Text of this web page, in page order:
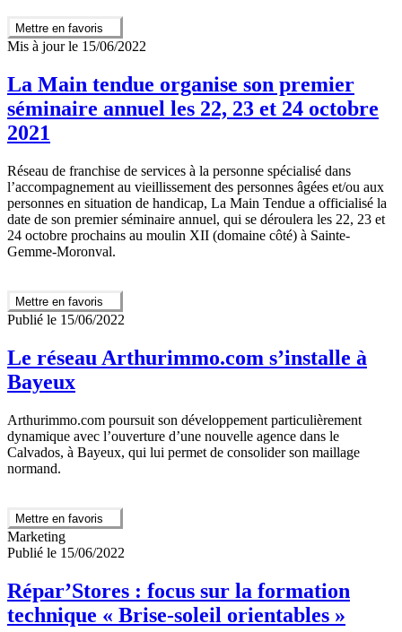
Mettre en favoris
Mis à jour le 15/06/2022
La Main tendue organise son premier
séminaire annuel les 22, 23 et 24 octobre
2021
Réseau de franchise de services à la personne spécialisé dans
l’accompagnement au vieillissement des personnes âgées et/ou aux
personnes en situation de handicap, La Main Tendue a officialisé la
date de son premier séminaire annuel, qui se déroulera les 22, 23 et
24 octobre prochains au moulin XII (domaine côté) à Sainte-
Gemme-Moronval.
Mettre en favoris
Publié le 15/06/2022
Le réseau Arthurimmo.com s’installe à
Bayeux
Arthurimmo.com poursuit son développement particulièrement
dynamique avec l’ouverture d’une nouvelle agence dans le
Calvados, à Bayeux, qui lui permet de consolider son maillage
normand.
Mettre en favoris
Marketing
Publié le 15/06/2022
Répar’Stores : focus sur la formation
technique « Brise-soleil orientables »